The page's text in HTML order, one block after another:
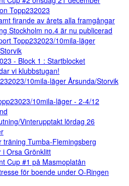
Topp232023
firande av årets alla framgångar
Stockholm no.4 är nu publicerad
Topp232023/10mila-läger
- Block 1 : Startblocket
vi klubbstugan!
10mila-läger Årsunda/Storvik
10mila-läger - 2-4/12
Vinterupptakt lördag 26
träning Tumba-Flemingsberg
i Orsa Grönklitt
Cup #1 på Masmoplatån
för boende under O-Ringen